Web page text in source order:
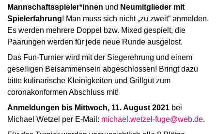
Mannschaftsspieler*innen und Neumitglieder mit
Spielerfahrung! Man muss sich nicht „zu zweit“ anmelden.
Es werden mehrere Doppel bzw. Mixed gespielt, die
Paarungen werden für jede neue Runde ausgelost.
Das Fun-Turnier wird mit der Siegerehrung und einem
geselligen Beisammensein abgeschlossen! Bringt dazu
bitte kulinarische Kleinigkeiten und Grillgut zum
coronakonformen Abschluss mit!
Anmeldungen bis Mittwoch, 11. August 2021 bei
Michael Wetzel per E-Mail: michael.wetzel-fuge@web.de.